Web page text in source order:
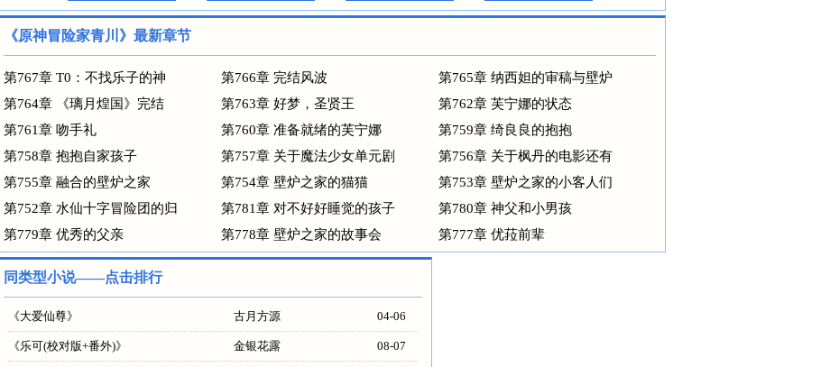
《原神冒险家青川》最新章节
第767章 T0：不找乐子的神 第766章 完结风波
第765章 纳西妲的审稿与壁炉
第764章 《璃月煌国》完结
第763章 好梦，圣贤王
第762章 芙宁娜的状态
第761章 吻手礼
第760章 准备就绪的芙宁娜
第759章 绮良良的抱抱
第758章 抱抱自家孩子
第757章 关于魔法少女单元剧
第756章 关于枫丹的电影还有
第755章 融合的壁炉之家
第754章 壁炉之家的猫猫
第753章 壁炉之家的小客人们
第752章 水仙十字冒险团的归
第781章 对不好好睡觉的孩子
第780章 神父和小男孩
第779章 优秀的父亲
第778章 壁炉之家的故事会 第777章 优菈前辈
同类型小说——点击排行
《大爱仙尊》 古月方源 04-06
《乐可(校对版+番外)》 金银花露 08-07